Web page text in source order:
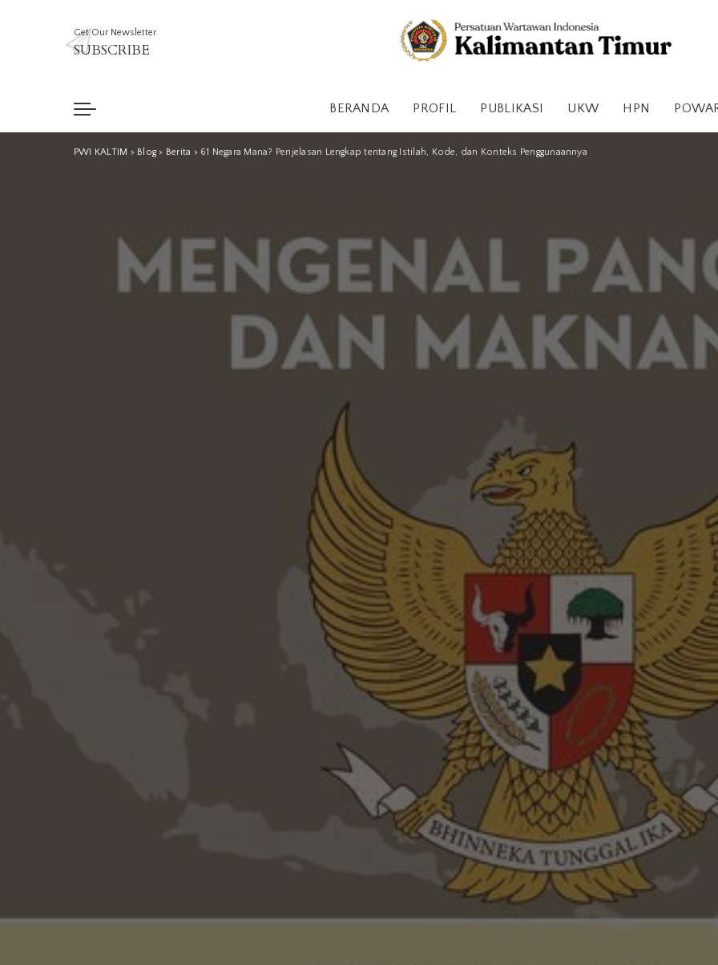
Get Our Newsletter
SUBSCRIBE
BERANDA PROFIL PUBLIKASI UKW HPN
PWI KALTIM > Blog > Berita > 61 Negara Mana? Penjelasan Lengkap tentang Istilah, Kode, dan Konteks Penggunaannya